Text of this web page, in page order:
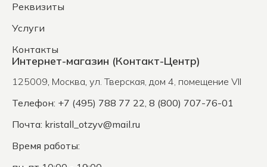
Реквизиты
Услуги
Контакты
Интернет-магазин (Контакт-Центр)
125009, Москва, ул. Тверская, дом 4, помещение VII
Телефон: +7 (495) 788 77 22, 8 (800) 707-76-01
Почта: kristall_otzyv@mail.ru
Время работы: